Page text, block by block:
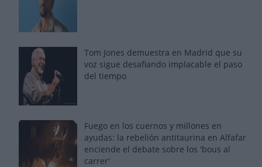
Tom Jones demuestra en Madrid que su
voz sigue desafiando implacable el paso
del tiempo
Fuego en los cuernos y millones en
ayudas: la rebelión antitaurina en Alfafar
enciende el debate sobre los 'bous al
carrer'